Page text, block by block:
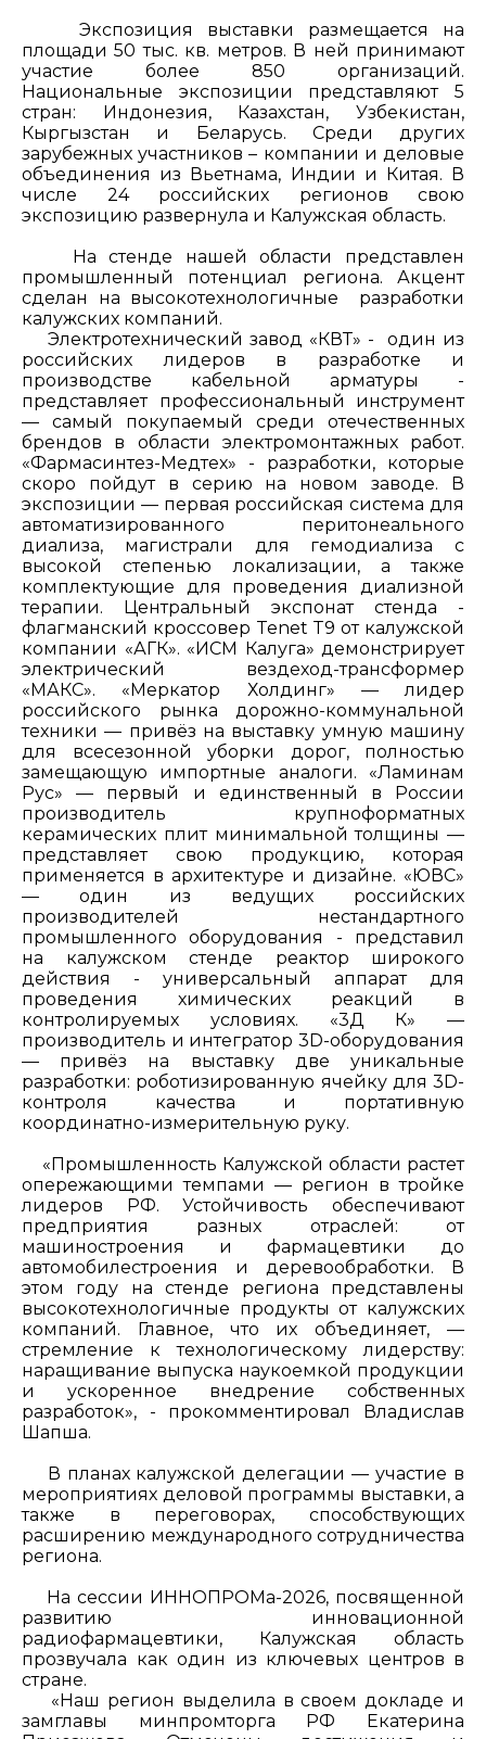
Экспозиция выставки размещается на
площади 50 тыс. кв. метров. В ней принимают
участие более 850 организаций.
Национальные экспозиции представляют 5
стран: Индонезия, Казахстан, Узбекистан,
Кыргызстан и Беларусь. Среди других
зарубежных участников – компании и деловые
объединения из Вьетнама, Индии и Китая. В
числе 24 российских регионов свою
экспозицию развернула и Калужская область.
На стенде нашей области представлен
промышленный потенциал региона. Акцент
сделан на высокотехнологичные разработки
калужских компаний.
Электротехнический завод «КВТ» - один из
российских лидеров в разработке и
производстве кабельной арматуры -
представляет профессиональный инструмент
— самый покупаемый среди отечественных
брендов в области электромонтажных работ.
«Фармасинтез-Медтех» - разработки, которые
скоро пойдут в серию на новом заводе. В
экспозиции — первая российская система для
автоматизированного перитонеального
диализа, магистрали для гемодиализа с
высокой степенью локализации, а также
комплектующие для проведения диализной
терапии. Центральный экспонат стенда -
флагманский кроссовер Tenet T9 от калужской
компании «АГК». «ИСМ Калуга» демонстрирует
электрический вездеход-трансформер
«МАКС». «Меркатор Холдинг» — лидер
российского рынка дорожно-коммунальной
техники — привёз на выставку умную машину
для всесезонной уборки дорог, полностью
замещающую импортные аналоги. «Ламинам
Рус» — первый и единственный в России
производитель крупноформатных
керамических плит минимальной толщины —
представляет свою продукцию, которая
применяется в архитектуре и дизайне. «ЮВС»
— один из ведущих российских
производителей нестандартного
промышленного оборудования - представил
на калужском стенде реактор широкого
действия - универсальный аппарат для
проведения химических реакций в
контролируемых условиях. «3Д К» —
производитель и интегратор 3D-оборудования
— привёз на выставку две уникальные
разработки: роботизированную ячейку для 3D-
контроля качества и портативную
координатно-измерительную руку.
«Промышленность Калужской области растет
опережающими темпами — регион в тройке
лидеров РФ. Устойчивость обеспечивают
предприятия разных отраслей: от
машиностроения и фармацевтики до
автомобилестроения и деревообработки. В
этом году на стенде региона представлены
высокотехнологичные продукты от калужских
компаний. Главное, что их объединяет, —
стремление к технологическому лидерству:
наращивание выпуска наукоемкой продукции
и ускоренное внедрение собственных
разработок», - прокомментировал Владислав
Шапша.
В планах калужской делегации — участие в
мероприятиях деловой программы выставки, а
также в переговорах, способствующих
расширению международного сотрудничества
региона.
На сессии ИННОПРОМа-2026, посвященной
развитию инновационной
радиофармацевтики, Калужская область
прозвучала как один из ключевых центров в
стране.
«Наш регион выделила в своем докладе и
замглавы минпромторга РФ Екатерина